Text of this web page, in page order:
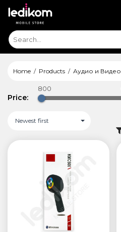
Home Products Аудио и Видео
Price:
800
Newest first
• Samsung